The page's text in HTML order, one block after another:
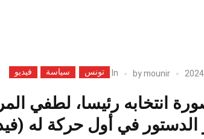
bymounir
In تونس سياسة فيديو
انتخابه رئيسا، لطفي
الدستور في أول حركة له